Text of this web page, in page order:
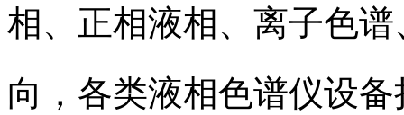
相、正相液相、离子色
向，各类液相色谱仪设